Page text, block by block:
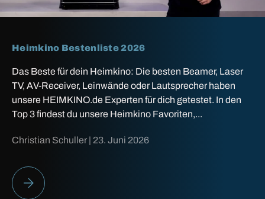
Heimkino Bestenliste 2026
Das Beste für dein Heimkino: Die besten Beamer, Laser
TV, AV-Receiver, Leinwände oder Lautsprecher haben
unsere HEIMKINO.de Experten für dich getestet. In den
Top 3 findest du unsere Heimkino Favoriten,...
Christian Schuller | 23. Juni 2026
HEIMKINO BESTENLISTE 2026